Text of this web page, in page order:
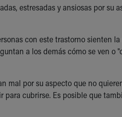
estresadas y ansiosas por su
con este trastorno sienten
a los demás cómo se ven o
mal por su aspecto que no
cubrirse. Es posible que